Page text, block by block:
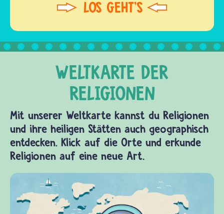
Mit unserer Weltkarte kannst du Religionen
und ihre heiligen Stätten auch geographisch
entdecken. Klick auf die Orte und erkunde
Religionen auf eine neue Art.